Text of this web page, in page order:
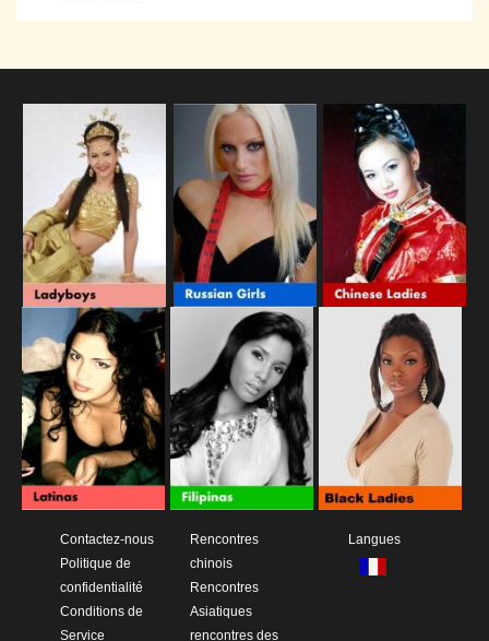
Contactez-nous
Politique de
confidentialité
Conditions de
Service
Rencontres
chinois
Rencontres
Asiatiques
rencontres des
Langues